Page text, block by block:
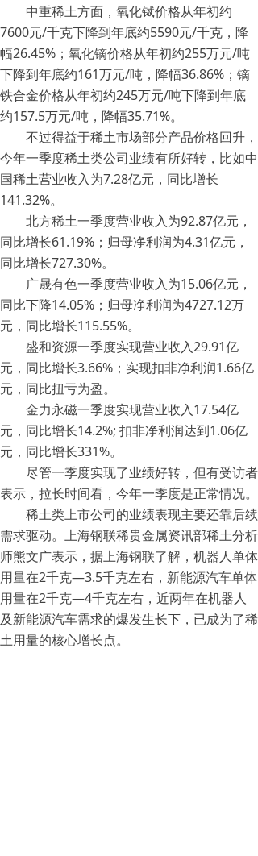
中重稀土方面，氧化铽价格从年初约
7600元/千克下降到年底约5590元/千克，降
幅26.45%；氧化镝价格从年初约255万元/吨
下降到年底约161万元/吨，降幅36.86%；镝
铁合金价格从年初约245万元/吨下降到年底
约157.5万元/吨，降幅35.71%。
不过得益于稀土市场部分产品价格回升，
今年一季度稀土类公司业绩有所好转，比如中
国稀土营业收入为7.28亿元，同比增长
141.32%。
北方稀土一季度营业收入为92.87亿元，
同比增长61.19%；归母净利润为4.31亿元，
同比增长727.30%。
广晟有色一季度营业收入为15.06亿元，
同比下降14.05%；归母净利润为4727.12万
元，同比增长115.55%。
盛和资源一季度实现营业收入29.91亿
元，同比增长3.66%；实现扣非净利润1.66亿
元，同比扭亏为盈。
金力永磁一季度实现营业收入17.54亿
元，同比增长14.2%; 扣非净利润达到1.06亿
元，同比增长331%。
尽管一季度实现了业绩好转，但有受访者
表示，拉长时间看，今年一季度是正常情况。
稀土类上市公司的业绩表现主要还靠后续
需求驱动。上海钢联稀贵金属资讯部稀土分析
师熊文广表示，据上海钢联了解，机器人单体
用量在2千克—3.5千克左右，新能源汽车单体
用量在2千克—4千克左右，近两年在机器人
及新能源汽车需求的爆发生长下，已成为了稀
土用量的核心增长点。